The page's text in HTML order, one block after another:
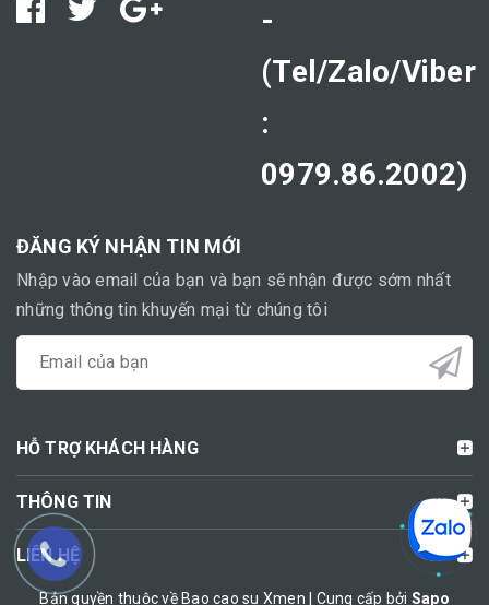
-
(Tel/Zalo/Viber
:
0979.86.2002)
ĐĂNG KÝ NHẬN TIN MỚI
Nhập vào email của bạn và bạn sẽ nhận được sớm nhất
những thông tin khuyến mại từ chúng tôi
HỖ TRỢ KHÁCH HÀNG
THÔNG TIN
LIÊN HỆ
Bản quyền thuộc về Bao cao su Xmen | Cung cấp bởi Sapo